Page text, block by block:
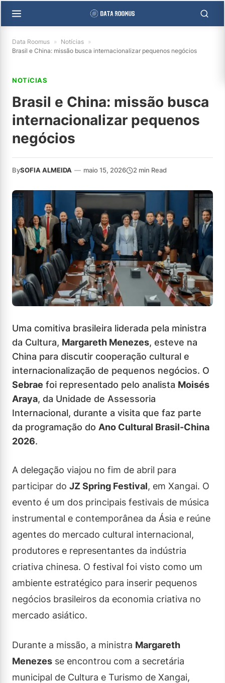
Data Roomus » Notícias »
Brasil e China: missão busca internacionalizar pequenos negócios
NOTíCIAS
Brasil e China: missão busca
internacionalizar pequenos
negócios
BySOFIA ALMEIDA — maio 15, 2026 2 min Read
Uma comitiva brasileira liderada pela ministra
da Cultura, Margareth Menezes, esteve na
China para discutir cooperação cultural e
internacionalização de pequenos negócios. O
Sebrae foi representado pelo analista Moisés
Araya, da Unidade de Assessoria
Internacional, durante a visita que faz parte
da programação do Ano Cultural Brasil-China
2026.
A delegação viajou no fim de abril para
participar do JZ Spring Festival, em Xangai. O
evento é um dos principais festivais de música
instrumental e contemporânea da Ásia e reúne
agentes do mercado cultural internacional,
produtores e representantes da indústria
criativa chinesa. O festival foi visto como um
ambiente estratégico para inserir pequenos
negócios brasileiros da economia criativa no
mercado asiático.
Durante a missão, a ministra Margareth
Menezes se encontrou com a secretária
municipal de Cultura e Turismo de Xangai,